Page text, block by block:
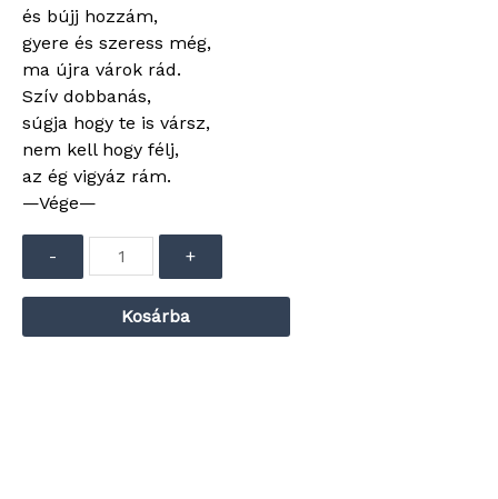
és bújj hozzám,
gyere és szeress még,
ma újra várok rád.
Szív dobbanás,
súgja hogy te is vársz,
nem kell hogy félj,
az ég vigyáz rám.
—Vége—
lejátszó
- +
Kosárba